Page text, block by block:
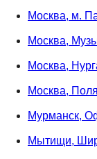
Москва, м.
Москва,
Москва,
Москва,
Мурманск,
Мытищи,